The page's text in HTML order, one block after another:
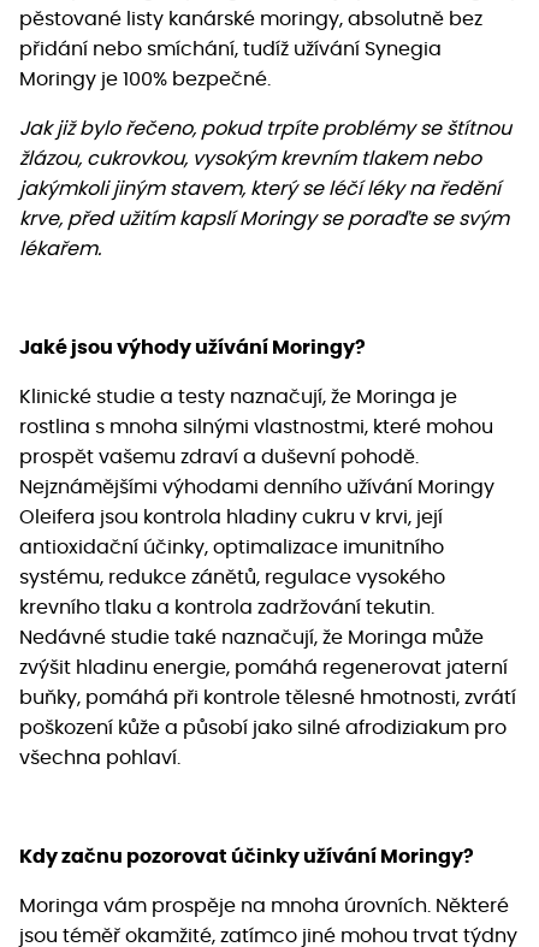
pěstované listy kanárské moringy, absolutně bez
přidání nebo smíchání, tudíž užívání Synegia
Moringy je 100% bezpečné.
Jak již bylo řečeno, pokud trpíte problémy se štítnou
žlázou, cukrovkou, vysokým krevním tlakem nebo
jakýmkoli jiným stavem, který se léčí léky na ředění
krve, před užitím kapslí Moringy se poraďte se svým
lékařem.
Jaké jsou výhody užívání Moringy?
Klinické studie a testy naznačují, že Moringa je
rostlina s mnoha silnými vlastnostmi, které mohou
prospět vašemu zdraví a duševní pohodě.
Nejznámějšími výhodami denního užívání Moringy
Oleifera jsou kontrola hladiny cukru v krvi, její
antioxidační účinky, optimalizace imunitního
systému, redukce zánětů, regulace vysokého
krevního tlaku a kontrola zadržování tekutin.
Nedávné studie také naznačují, že Moringa může
zvýšit hladinu energie, pomáhá regenerovat jaterní
buňky, pomáhá při kontrole tělesné hmotnosti, zvrátí
poškození kůže a působí jako silné afrodiziakum pro
všechna pohlaví.
Kdy začnu pozorovat účinky užívání Moringy?
Moringa vám prospěje na mnoha úrovních. Některé
jsou téměř okamžité, zatímco jiné mohou trvat týdny